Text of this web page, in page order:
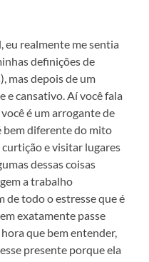
eu realmente me sentia
definições de
mas depois de um
e cansativo. Aí você fala
é um arrogante de
bem diferente do mito
e visitar lugares
dessas coisas
a trabalho
de todo o estresse que é
exatamente passe
que bem entender,
presente porque ela